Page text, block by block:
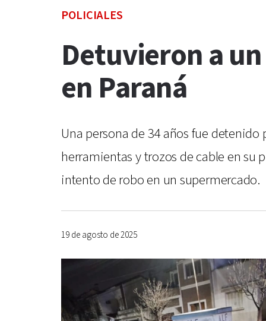
POLICIALES
Detuvieron a
en Paraná
Una persona de 34 años fue
herramientas y trozos de cable en su
intento de robo en un supermercado.
19 de agosto de 2025